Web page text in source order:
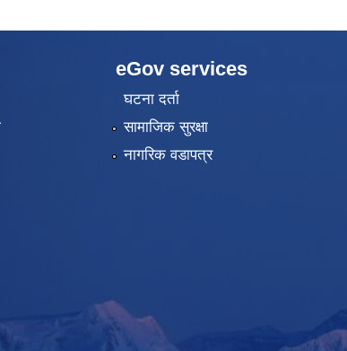
eGov services
घटना दर्ता
सामाजिक सुरक्षा
नागरिक वडापत्र